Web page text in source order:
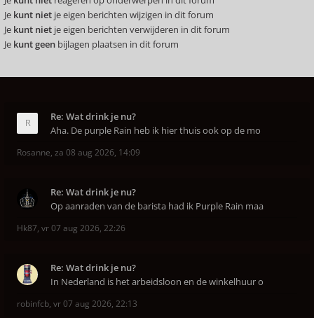
Je kunt niet je eigen berichten wijzigen in dit forum
Je kunt niet je eigen berichten verwijderen in dit forum
Je kunt geen bijlagen plaatsen in dit forum
Re: Wat drink je nu?
Aha. De purple Rain heb ik hier thuis ook op de mo
Rosanne, za 08 aug 2026, 14:09
Re: Wat drink je nu?
Op aanraden van de barista had ik Purple Rain maa
Hk87, vr 07 aug 2026, 22:26
Re: Wat drink je nu?
In Nederland is het arbeidsloon en de winkelhuur o
robinfcb, vr 07 aug 2026, 22:13